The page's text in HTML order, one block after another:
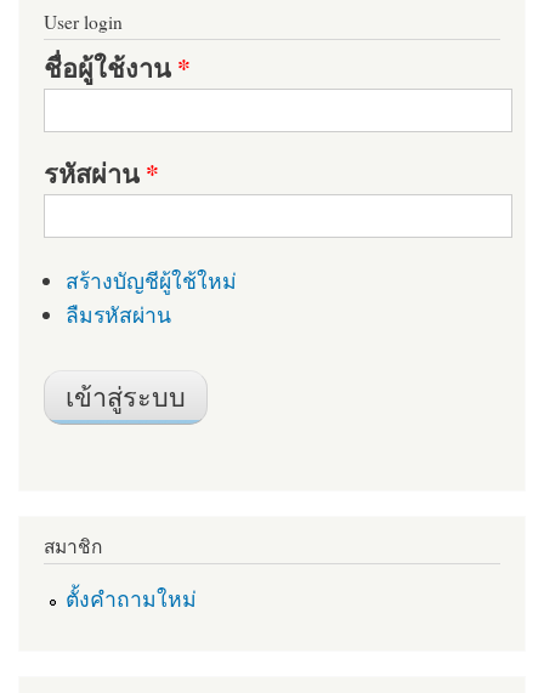
User login
ชื่อผู้ใช้งาน*
รหัสผ่าน*
สร้างบัญชีผู้ใช้ใหม่
ลืมรหัสผ่าน
สมาชิก
ตั้งคำถามใหม่